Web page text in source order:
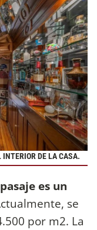
INTERIOR DE LA CASA.
es un
se
por m2. La